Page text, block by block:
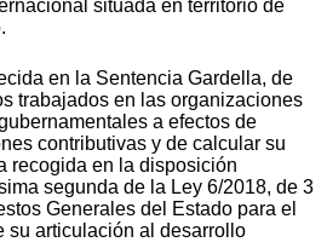
situada en territorio de
en la Sentencia Gardella, de
trabajados en las organizaciones
a efectos de
contributivas y de calcular su
recogida en la disposición
segunda de la Ley 6/2018, de 3
Generales del Estado para el
su articulación al desarrollo